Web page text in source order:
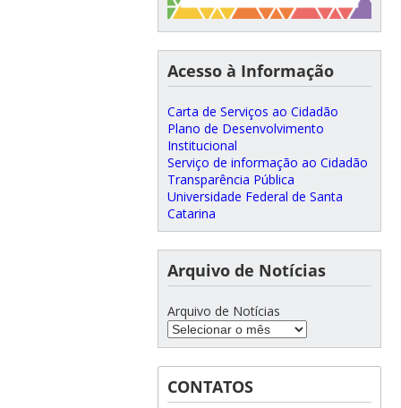
Acesso à Informação
Carta de Serviços ao Cidadão
Plano de Desenvolvimento
Institucional
Serviço de informação ao Cidadão
Transparência Pública
Universidade Federal de Santa
Catarina
Arquivo de Notícias
Arquivo de Notícias
CONTATOS